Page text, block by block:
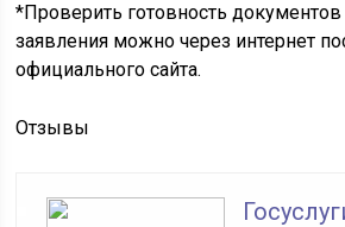
*Проверить готовность документов
заявления можно через интернет
официального сайта.
Отзывы